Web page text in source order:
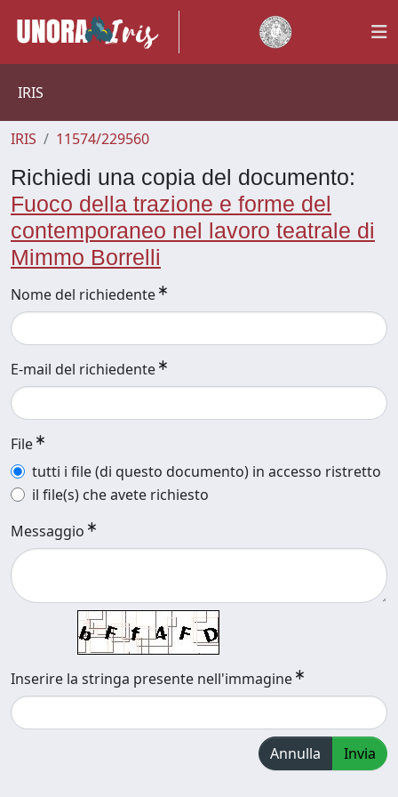
IRIS
IRIS 11574/229560
Richiedi una copia del documento:
Fuoco della trazione e forme del
contemporaneo nel lavoro teatrale di
Mimmo Borrelli
Nome del richiedente
E-mail del richiedente
File
tutti i file (di questo documento) in accesso ristretto
il file(s) che avete richiesto
Messaggio
Inserire la stringa presente nell'immagine
Annulla Invia